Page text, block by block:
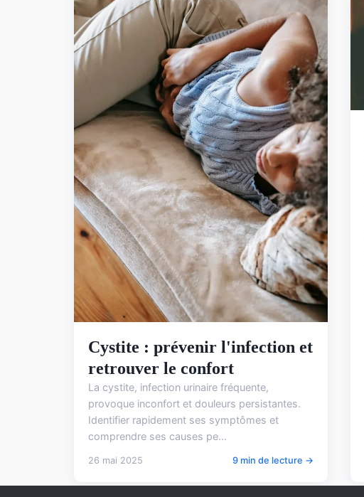
Cystite : prévenir l'infection et
retrouver le confort
La cystite, infection urinaire fréquente,
provoque inconfort et douleurs persistantes.
Identifier rapidement ses symptômes et
comprendre ses causes pe...
26 mai 2025 9 min de lecture →